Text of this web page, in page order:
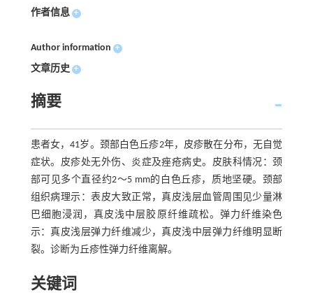
作者信息 +
Author information +
文章历史 +
摘要
患者女，41岁。颈部白色丘疹2年，皮疹散在分布，无自觉
症状。皮疹处无外伤、炎症及痤疮病史。皮肤科情况：颈
部可见多个直径约2～5 mm的白色丘疹，质地坚硬。颈部
组织病理示：表皮大致正常，真皮浅层血管周围见少量淋
巴细胞浸润，真皮浅中层胶原纤维疏松。弹力纤维染色
示：真皮浅层弹力纤维减少，真皮浅中层弹力纤维明显断
裂。诊断为丘疹性弹力纤维离解。
关键词